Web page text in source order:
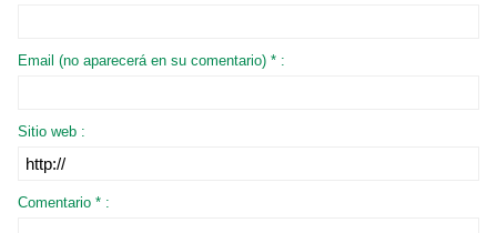
Email (no aparecerá en su comentario) * :
Sitio web :
Comentario * :